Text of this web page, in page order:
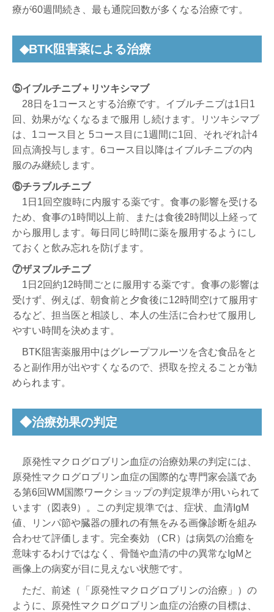
療が60週間続き、最も通院回数が多くなる治療です。
◆BTK阻害薬による治療
⑤イブルチニブ＋リツキシマブ
28日を1コースとする治療です。イブルチニブは1日1
回、効果がなくなるまで服用 し続けます。リツキシマブ
は、1コース目と 5コース目に1週間に1回、それぞれ計4
回点滴投与します。6コース目以降はイブルチニブの内
服のみ継続します。
⑥チラブルチニブ
1日1回空腹時に内服する薬です。食事の影響を受ける
ため、食事の1時間以上前、または食後2時間以上経って
から服用します。毎日同じ時間に薬を服用するようにし
ておくと飲み忘れを防げます。
⑦ザヌブルチニブ
1日2回約12時間ごとに服用する薬です。食事の影響は
受けず、例えば、朝食前と夕食後に12時間空けて服用す
るなど、担当医と相談し、本人の生活に合わせて服用し
やすい時間を決めます。
BTK阻害薬服用中はグレープフルーツを含む食品をと
ると副作用が出やすくなるので、摂取を控えることが勧
められます。
◆治療効果の判定
原発性マクログロブリン血症の治療効果の判定には、
原発性マクログロブリン血症の国際的な専門家会議であ
る第6回WM国際ワークショップの判定規準が用いられて
います（図表9）。この判定規準では、症状、血清IgM
値、リンパ節や臓器の腫れの有無をみる画像診断を組み
合わせて評価します。完全奏効 （CR）は病気の治癒を
意味するわけではなく、骨髄や血清の中の異常なIgMと
画像上の病変が目に見えない状態です。
ただ、前述（「原発性マクログロブリンの治療」）の
ように、原発性マクログロブリン血症の治療の目標は、